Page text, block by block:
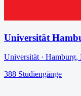
Universität
Universität · Hamburg,
388 Studiengänge